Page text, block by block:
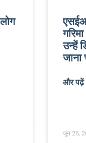
उन्हें
जाना
और पढ़ें
जून 25,